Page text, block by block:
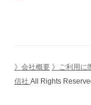
ン
》会社概要 》ご利用に
信社 All Rights